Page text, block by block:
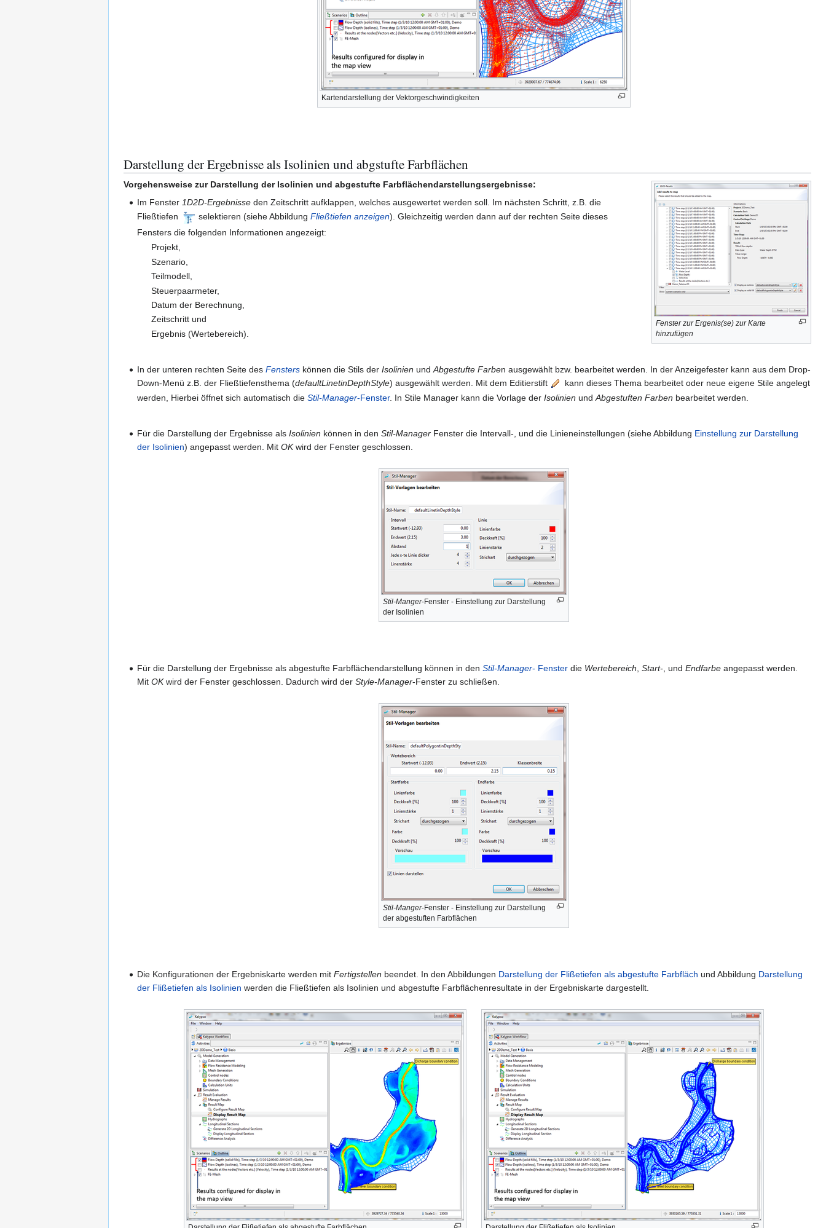
Kartendarstellung der Vektorgeschwindigkeiten
Darstellung der Ergebnisse als Isolinien und abgstufte Farbflächen
Fenster zur Ergenis(se) zur Karte
hinzufügen
Vorgehensweise zur Darstellung der Isolinien und abgestufte Farbflächendarstellungsergebnisse:
Im Fenster 1D2D-Ergebnisse den Zeitschritt aufklappen, welches ausgewertet werden soll. Im nächsten Schritt, z.B. die
Fließtiefen
selektieren (siehe AbbildungFließtiefen anzeigen). Gleichzeitig werden dann auf der rechten Seite dieses
Fensters die folgenden Informationen angezeigt:
Projekt,
Szenario,
Teilmodell,
Steuerpaarmeter,
Datum der Berechnung,
Zeitschritt und
Ergebnis (Wertebereich).
In der unteren rechten Seite desFensters können die Stils derIsolinien undAbgestufte Farben ausgewählt bzw. bearbeitet werden. In der Anzeigefester kann aus dem Drop-
Down-Menü z.B. der Fließtiefensthema (defaultLinetinDepthStyle) ausgewählt werden. Mit dem Editierstift
kann dieses Thema bearbeitet oder neue eigene Stile angelegt
werden, Hierbei öffnet sich automatisch dieStil-Manager-Fenster. In Stile Manager kann die Vorlage derIsolinien undAbgestuften Farben bearbeitet werden.
Für die Darstellung der Ergebnisse alsIsolinien können in denStil-Manager Fenster die Intervall-, und die Linieneinstellungen (siehe Abbildung Einstellung zur Darstellung
der Isolinien) angepasst werden. MitOKwird der Fenster geschlossen.
Stil-Manger-Fenster - Einstellung zur Darstellung
der Isolinien
Für die Darstellung der Ergebnisse als abgestufte Farbflächendarstellung können in denStil-Manager- Fenster die Wertebereich ,Start- , undEndfarbe angepasst werden.
MitOKwird der Fenster geschlossen. Dadurch wird derStyle-Manager-Fenster zu schließen.
Stil-Manger-Fenster - Einstellung zur Darstellung
der abgestuften Farbflächen
Die Konfigurationen der Ergebniskarte werden mitFertigstellen beendet. In den Abbildungen Darstellung der Flißetiefen als abgestufte Farbfläch und Abbildung Darstellung
der Flißetiefen als Isolinien werden die Fließtiefen als Isolinien und abgestufte Farbflächenresultate in der Ergebniskarte dargestellt.